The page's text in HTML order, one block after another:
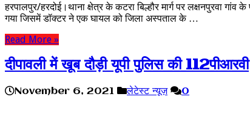
हरपालपुर/हरदोई।थाना क्षेत्र के कटरा बिल्हौर मार्ग पर लक्षनपुरवा
गया जिसमें डॉक्टर ने एक घायल को जिला अस्पताल के …
Read More »
दीपावली में खूब दौड़ी यूपी पुलिस की 112पीआरवी
November 6, 2021 लेटेस्ट न्यूज़ 0